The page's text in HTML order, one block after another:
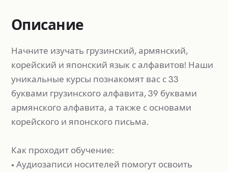
Описание
Начните изучать грузинский, армянский,
корейский и японский язык с алфавитов! Наши
уникальные курсы познакомят вас с 33
буквами грузинского алфавита, 39 буквами
армянского алфавита, а также с основами
корейского и японского письма.
Как проходит обучение:
• Аудиозаписи носителей помогут освоить